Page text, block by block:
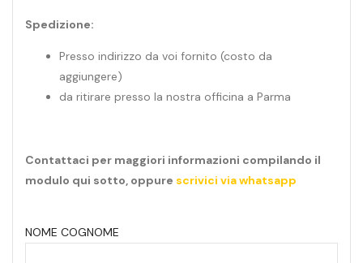
Spedizione:
Presso indirizzo da voi fornito (costo da
aggiungere)
da ritirare presso la nostra officina a Parma
Contattaci per maggiori informazioni compilando il
modulo qui sotto, oppure scrivici via whatsapp
NOME COGNOME